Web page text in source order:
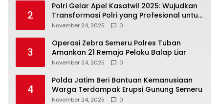
2
Polri Gelar Apel Kasatwil 2025: Wujudkan
Transformasi Polri yang Profesional untuk
Masyarakat
November 24, 2025 0
3
Operasi Zebra Semeru Polres Tuban
Amankan 21 Remaja Pelaku Balap Liar
November 24, 2025 0
4
Polda Jatim Beri Bantuan Kemanusiaan
Warga Terdampak Erupsi Gunung Semeru
November 24, 2025 0